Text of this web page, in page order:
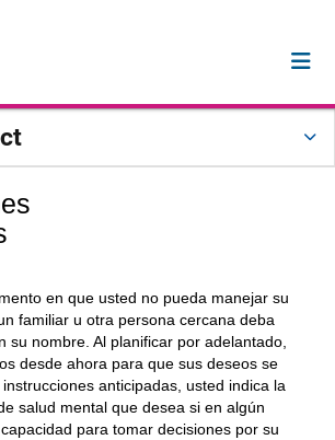
en que usted no pueda manejar su
familiar u otra persona cercana deba
su nombre. Al planificar por adelantado,
desde ahora para que sus deseos se
anticipadas, usted indica la
salud mental que desea si en algún
para tomar decisiones por su